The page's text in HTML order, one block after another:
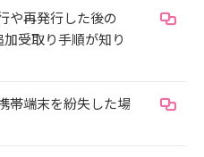
や再発行した後の
加受取り手順が知り
帯端末を紛失した場